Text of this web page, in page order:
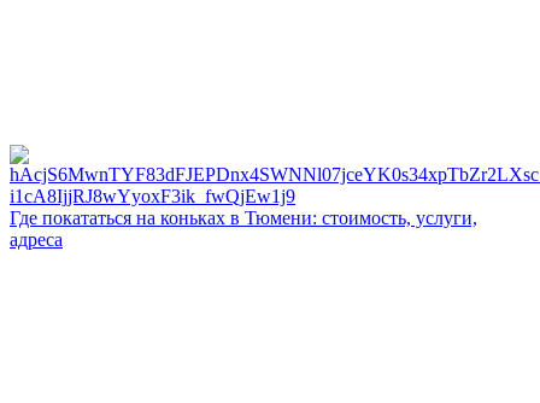
Где покататься на коньках в Тюмени: стоимость, услуги,
адреса